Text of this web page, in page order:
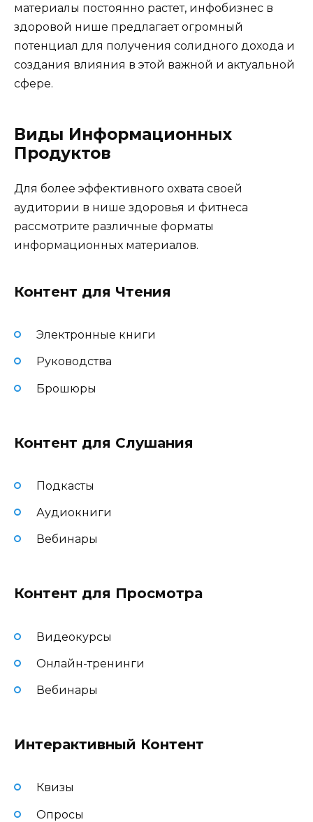
материалы постоянно растет, инфобизнес в
здоровой нише предлагает огромный
потенциал для получения солидного дохода и
создания влияния в этой важной и актуальной
сфере.
Виды Информационных
Продуктов
Для более эффективного охвата своей
аудитории в нише здоровья и фитнеса
рассмотрите различные форматы
информационных материалов.
Контент для Чтения
Электронные книги
Руководства
Брошюры
Контент для Слушания
Подкасты
Аудиокниги
Вебинары
Контент для Просмотра
Видеокурсы
Онлайн-тренинги
Вебинары
Интерактивный Контент
Квизы
Опросы